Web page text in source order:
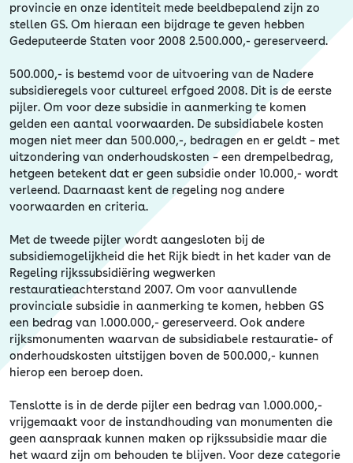
provincie en onze identiteit mede beeldbepalend zijn zo
stellen GS. Om hieraan een bijdrage te geven hebben
Gedeputeerde Staten voor 2008 2.500.000,- gereserveerd.
500.000,- is bestemd voor de uitvoering van de Nadere
subsidieregels voor cultureel erfgoed 2008. Dit is de eerste
pijler. Om voor deze subsidie in aanmerking te komen
gelden een aantal voorwaarden. De subsidiabele kosten
mogen niet meer dan 500.000,-, bedragen en er geldt – met
uitzondering van onderhoudskosten – een drempelbedrag,
hetgeen betekent dat er geen subsidie onder 10.000,- wordt
verleend. Daarnaast kent de regeling nog andere
voorwaarden en criteria.
Met de tweede pijler wordt aangesloten bij de
subsidiemogelijkheid die het Rijk biedt in het kader van de
Regeling rijkssubsidiëring wegwerken
restauratieachterstand 2007. Om voor aanvullende
provinciale subsidie in aanmerking te komen, hebben GS
een bedrag van 1.000.000,- gereserveerd. Ook andere
rijksmonumenten waarvan de subsidiabele restauratie- of
onderhoudskosten uitstijgen boven de 500.000,- kunnen
hierop een beroep doen.
Tenslotte is in de derde pijler een bedrag van 1.000.000,-
vrijgemaakt voor de instandhouding van monumenten die
geen aanspraak kunnen maken op rijkssubsidie maar die
het waard zijn om behouden te blijven. Voor deze categorie